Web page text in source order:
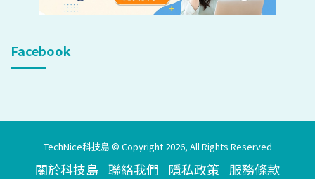
Facebook
TechNice科技島 © Copyright 2026, All Rights Reserved
關於科技島 聯絡我們 隱私政策 服務條款